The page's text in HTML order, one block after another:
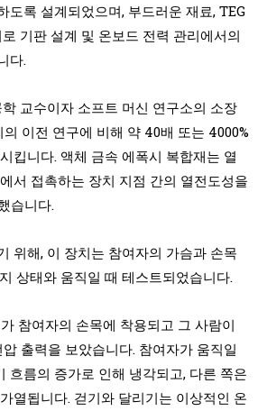
도록 설계되었으며, 부드러운 재료, TEG
기판 설계 및 온보드 전력 관리에서의
다.
교수이자 소프트 머신 연구소의 소장
의 이전 연구에 비해 약 40배 또는 4000%
킵니다. 액체 금속 에폭시 복합재는 열
서 접촉하는 장치 지점 간의 열전도성을
습니다.
위해, 이 장치는 참여자의 가슴과 손목
상태와 움직일 때 테스트되었습니다.
참여자의 손목에 착용되고 그 사람이
출력을 보았습니다. 참여자가 움직일
흐름의 증가로 인해 냉각되고, 다른 쪽은
열됩니다. 걷기와 달리기는 이상적인 온